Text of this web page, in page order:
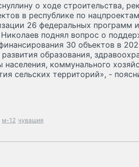
о ходе строительства,
в республике по
26 федеральных программ
Николаев поднял вопрос о
30 объектов в
образования,
коммунального
сельских территорий», -
м-12 чувашия